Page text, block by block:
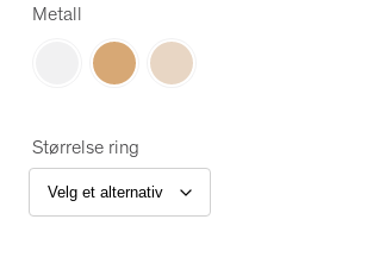
Metall
Størrelse ring